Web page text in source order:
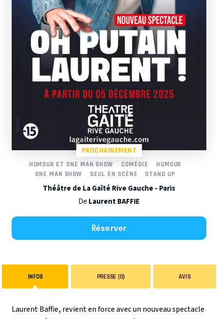
PROCHAINEMENT
HUMOUR ET ONE MAN SHOW COMÉDIE
HUMOUR
ONE MAN SHOW
SEUL EN SCÈNE STAND UP
Théâtre de La Gaîté Rive Gauche - Paris
De Laurent BAFFIE
Réserver
INFOS PRESSE (0) AVIS
Laurent Baffie, revient en force avec un nouveau spectacle